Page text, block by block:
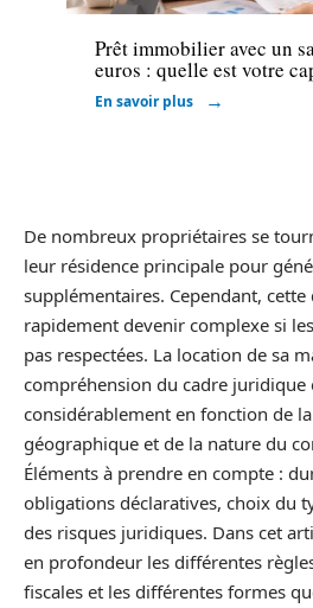
Prêt immobilier avec un
euros : quelle est votre
En savoir plus
De nombreux propriétaires se
leur résidence principale pour
supplémentaires. Cependant,
rapidement devenir complexe si
pas respectées. La location de sa
compréhension du cadre juridique
considérablement en fonction de
géographique et de la nature du
Éléments à prendre en compte :
obligations déclaratives, choix du
des risques juridiques. Dans cet
en profondeur les différentes
fiscales et les différentes formes